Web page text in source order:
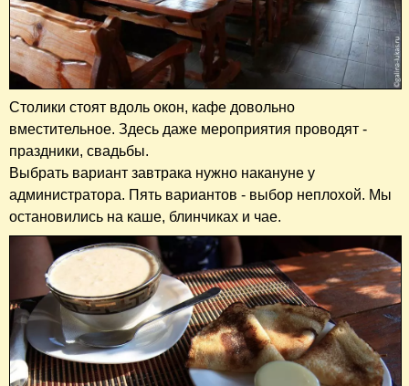
Столики стоят вдоль окон, кафе довольно
вместительное. Здесь даже мероприятия проводят -
праздники, свадьбы.
Выбрать вариант завтрака нужно накануне у
администратора. Пять вариантов - выбор неплохой. Мы
остановились на каше, блинчиках и чае.